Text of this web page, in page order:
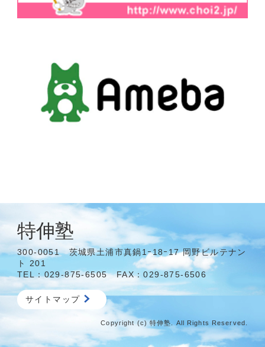
特伸塾
300-0051 茨城県土浦市真鍋1ｰ18ｰ17 岡野ビルテナン
ト 201
TEL：029-875-6505 FAX：029-875-6506
サイトマップ
Copyright (c) 特伸塾. All Rights Reserved.